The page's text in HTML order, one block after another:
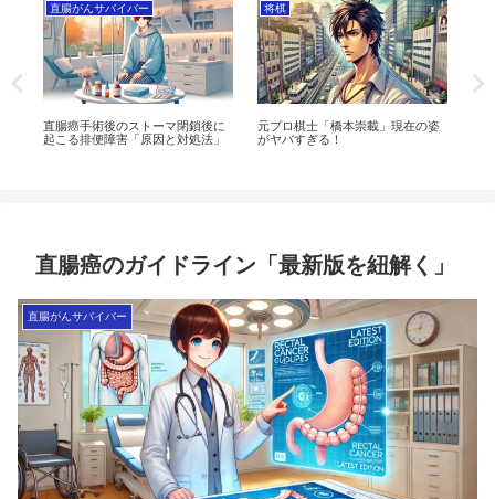
直腸がんサバイバー
直腸癌手術後のストーマ閉鎖後に
起こる排便障害「原因と対処法」
将棋
元プロ棋士「橋本崇載」現在の姿
がヤバすぎる！
直腸癌のガイドライン「最新版を紐解く」
直腸がんサバイバー